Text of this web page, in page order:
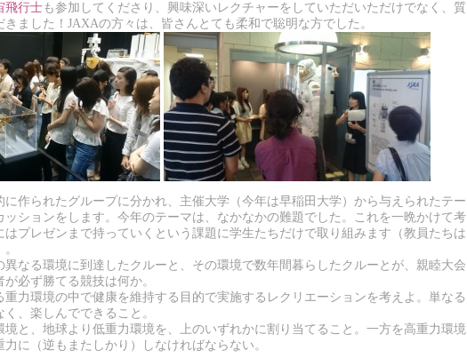
飛行士も参加してくださり、興味深いレクチャーをしていただいただけでなく、質
ました！JAXAの方々は、皆さんとても柔和で聡明な方でした。
に作られたグループに分かれ、主催大学（今年は早稲田大学）から与えられたテー
ッションをします。今年のテーマは、なかなかの難題でした。これを一晩かけて考
はプレゼンまで持っていくという課題に学生たちだけで取り組みます（教員たちは
異なる環境に到達したクルーと、その環境で数年間暮らしたクルーとが、親睦大会
必ず勝てる競技は何か。
重力環境の中で健康を維持する目的で実施するレクリエーションを考えよ。単なる
、楽しんでできること。
と、地球より低重力環境を、上のいずれかに割り当てること。一方を高重力環境
力に（逆もまたしかり）しなければならない。